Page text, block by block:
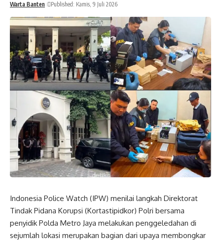
Warta Banten Published: Kamis, 9 Juli 2026
Indonesia Police Watch (IPW) menilai langkah Direktorat
Tindak Pidana Korupsi (Kortastipidkor) Polri bersama
penyidik Polda Metro Jaya melakukan penggeledahan di
sejumlah lokasi merupakan bagian dari upaya membongkar